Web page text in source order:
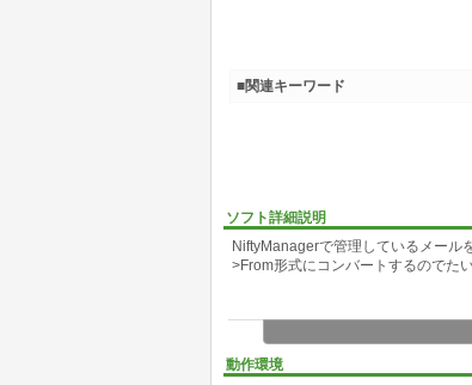
ソフト詳細説明
NiftyManagerで管理しているメール
>From形式にコンバートするのでた
動作環境
■関連キーワード